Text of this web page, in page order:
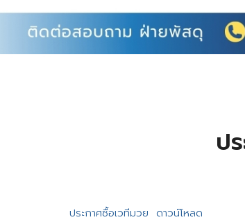
ป
ประกาศซื้อเวทีมวย ดาวน์โหลด